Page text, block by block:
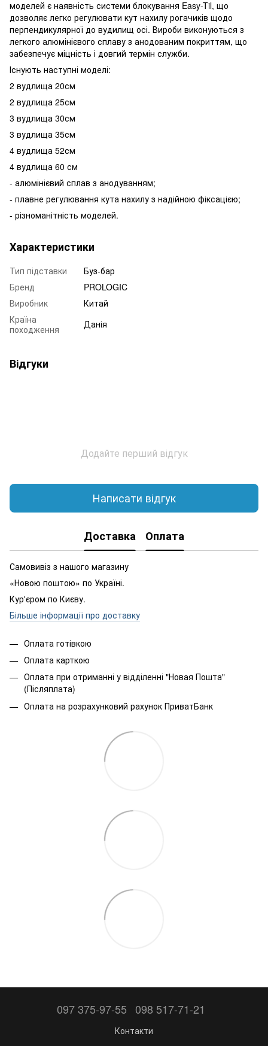
моделей є наявність системи блокування Easy-Til, що
дозволяє легко регулювати кут нахилу рогачиків щодо
перпендикулярної до вудилищ осі. Вироби виконуються з
легкого алюмінієвого сплаву з анодованим покриттям, що
забезпечує міцність і довгий термін служби.
Існують наступні моделі:
2 вудлища 20см
2 вудлища 25см
3 вудлища 30см
3 вудлища 35см
4 вудлища 52см
4 вудлища 60 см
- алюмінієвий сплав з анодуванням;
- плавне регулювання кута нахилу з надійною фіксацією;
- різноманітність моделей.
Характеристики
Тип підставки
Буз-бар
Бренд
PROLOGIC
Виробник
Китай
Країна
походження
Данія
Відгуки
Додайте перший відгук
Написати відгук
Доставка Оплата
Самовивіз з нашого магазину
«Новою поштою» по Україні.
Кур'єром по Києву.
Більше інформації про доставку
Оплата готівкою
Оплата карткою
Оплата при отриманні у відділенні "Новая Пошта"
(Післяплата)
Оплата на розрахунковий рахунок ПриватБанк
097 375-97-55 098 517-71-21
Контакти